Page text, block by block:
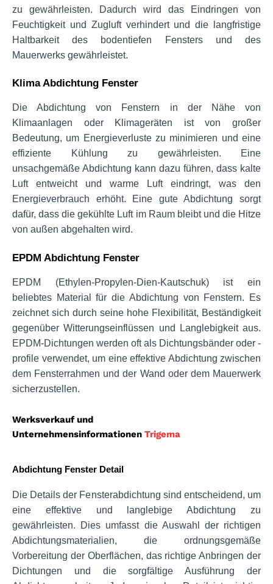
zu gewährleisten. Dadurch wird das Eindringen von
Feuchtigkeit und Zugluft verhindert und die langfristige
Haltbarkeit des bodentiefen Fensters und des
Mauerwerks gewährleistet.
Klima Abdichtung Fenster
Die Abdichtung von Fenstern in der Nähe von
Klimaanlagen oder Klimageräten ist von großer
Bedeutung, um Energieverluste zu minimieren und eine
effiziente Kühlung zu gewährleisten. Eine
unsachgemäße Abdichtung kann dazu führen, dass kalte
Luft entweicht und warme Luft eindringt, was den
Energieverbrauch erhöht. Eine gute Abdichtung sorgt
dafür, dass die gekühlte Luft im Raum bleibt und die Hitze
von außen abgehalten wird.
EPDM Abdichtung Fenster
EPDM (Ethylen-Propylen-Dien-Kautschuk) ist ein
beliebtes Material für die Abdichtung von Fenstern. Es
zeichnet sich durch seine hohe Flexibilität, Beständigkeit
gegenüber Witterungseinflüssen und Langlebigkeit aus.
EPDM-Dichtungen werden oft als Dichtungsbänder oder -
profile verwendet, um eine effektive Abdichtung zwischen
dem Fensterrahmen und der Wand oder dem Mauerwerk
sicherzustellen.
Werksverkauf und
Unternehmensinformationen Trigema
Abdichtung Fenster Detail
Die Details der Fensterabdichtung sind entscheidend, um
eine effektive und langlebige Abdichtung zu
gewährleisten. Dies umfasst die Auswahl der richtigen
Abdichtungsmaterialien, die ordnungsgemäße
Vorbereitung der Oberflächen, das richtige Anbringen der
Dichtungen und die sorgfältige Ausführung der